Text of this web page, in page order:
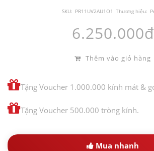
SKU: PR11UV2AU1O1 Thương hiệu:
6.250.000đ
Thêm vào giỏ hàng
Tặng Voucher 1.000.000 kính mát &
Tặng Voucher 500.000 tròng kính.
Mua nhanh